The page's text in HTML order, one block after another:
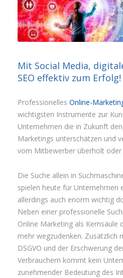
Mit Social Media,
SEO effektiv zum Erfolg!
Professionelles Online-
wichtigsten Instrumente zur
Unternehmen die in Zukunft
Marketings unterschätzen und
vom Mitbewerber überholt
Die Suche allein in
spielen heute für Unternehmen
allerdings auch enorm wichtig
Neben einer professionelle
Online Marketing als Kernsäule
mehr wegzudenken. Zusätzlich
DSGVO und der Erschwerung
Verbrauchern kommt kein
zunehmender Bedeutung des